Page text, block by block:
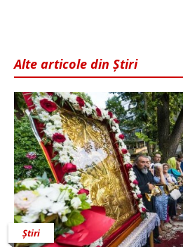
Alte articole din Știri
Știri